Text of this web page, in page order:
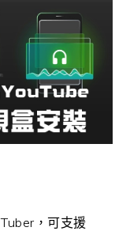
，可支援